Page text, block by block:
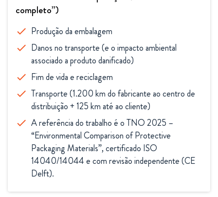
completo”)
check Produção da embalagem
check Danos no transporte (e o impacto ambiental
associado a produto danificado)
check Fim de vida e reciclagem
check Transporte (1.200 km do fabricante ao centro de
distribuição + 125 km até ao cliente)
check A referência do trabalho é o TNO 2025 –
“Environmental Comparison of Protective
Packaging Materials”, certificado ISO
14040/14044 e com revisão independente (CE
Delft).